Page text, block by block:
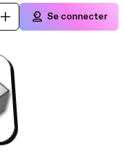
Se connecter